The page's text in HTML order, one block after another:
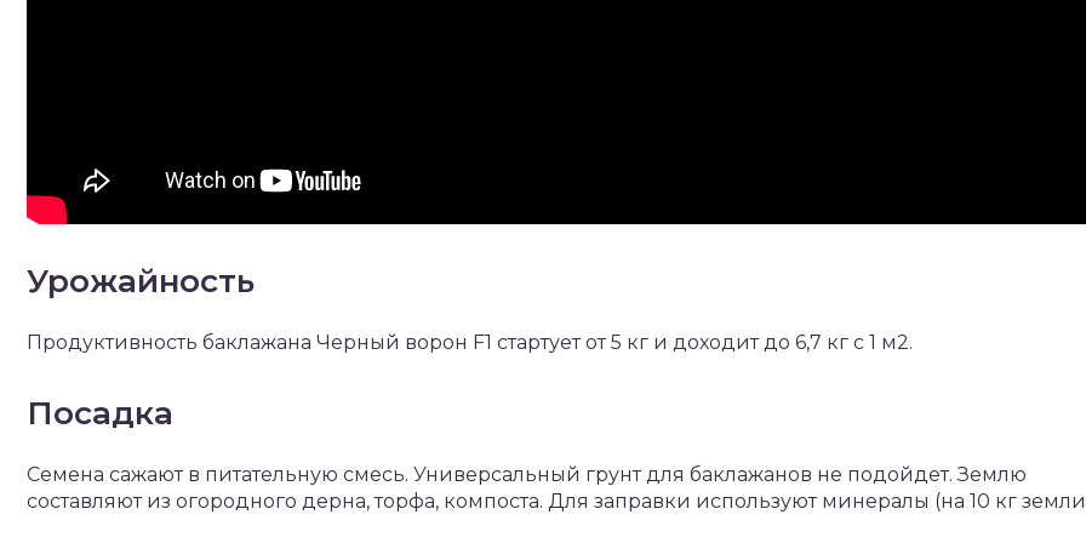
Урожайность
Продуктивность баклажана Черный ворон F1 стартует от 5 кг и доходит до 6,7 кг с 1 м2.
Посадка
Семена сажают в питательную смесь. Универсальный грунт для баклажанов не подойдет. Землю
составляют из огородного дерна, торфа, компоста. Для заправки используют минералы (на 10 кг